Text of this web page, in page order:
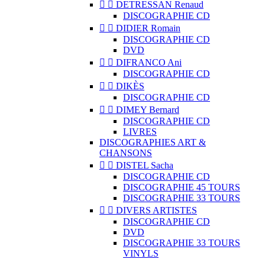
  DETRESSAN Renaud
DISCOGRAPHIE CD
  DIDIER Romain
DISCOGRAPHIE CD
DVD
  DIFRANCO Ani
DISCOGRAPHIE CD
  DIKÈS
DISCOGRAPHIE CD
  DIMEY Bernard
DISCOGRAPHIE CD
LIVRES
DISCOGRAPHIES ART &
CHANSONS
  DISTEL Sacha
DISCOGRAPHIE CD
DISCOGRAPHIE 45 TOURS
DISCOGRAPHIE 33 TOURS
  DIVERS ARTISTES
DISCOGRAPHIE CD
DVD
DISCOGRAPHIE 33 TOURS
VINYLS